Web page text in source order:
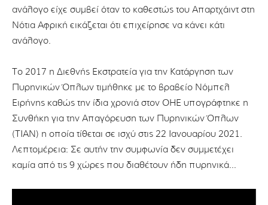
ανάλογο είχε συμβεί όταν το καθεστώς του Απαρτχάιντ στη
Νότια Αφρική εικάζεται ότι επιχείρησε να κάνει κάτι
ανάλογο.
Το 2017 η Διεθνής Εκστρατεία για την Κατάργηση των
Πυρηνικών Όπλων τιμήθηκε με το βραβείο Νόμπελ
Ειρήνης καθώς την ίδια χρονιά στον ΟΗΕ υπογράφτηκε η
Συνθήκη για την Απαγόρευση των Πυρηνικών Όπλων
(TIAN) η οποία τίθεται σε ισχύ στις 22 Ιανουαρίου 2021.
Λεπτομέρεια: Σε αυτήν την συμφωνία δεν συμμετέχει
καμία από τις 9 χώρες που διαθέτουν ήδη πυρηνικά…